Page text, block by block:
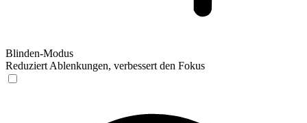
Blinden-Modus
Reduziert Ablenkungen, verbessert den Fokus